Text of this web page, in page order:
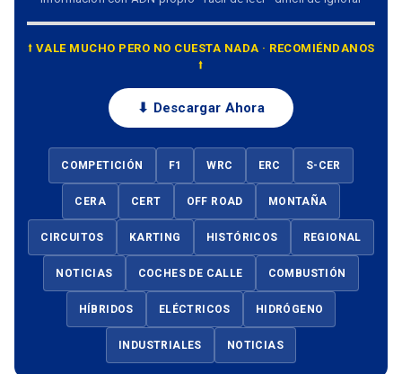
⭡ VALE MUCHO PERO NO CUESTA NADA · RECOMIÉNDANOS
⭡
⬇ Descargar Ahora
COMPETICIÓN F1 WRC ERC S-CER
CERA CERT OFF ROAD MONTAÑA
CIRCUITOS KARTING HISTÓRICOS REGIONAL
NOTICIAS COCHES DE CALLE COMBUSTIÓN
HÍBRIDOS ELÉCTRICOS HIDRÓGENO
INDUSTRIALES NOTICIAS